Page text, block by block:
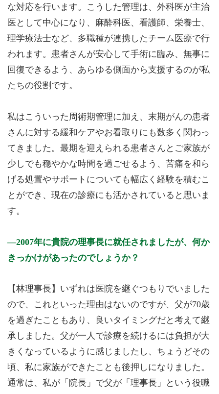
な対応を行います。こうした管理は、外科医が主治
医として中心になり、麻酔科医、看護師、栄養士、
理学療法士など、多職種が連携したチーム医療で行
われます。患者さんが安心して手術に臨み、無事に
回復できるよう、あらゆる側面から支援するのが私
たちの役割です。
私はこういった周術期管理に加え、末期がんの患者
さんに対する緩和ケアやお看取りにも数多く関わっ
てきました。最期を迎えられる患者さんとご家族が
少しでも穏やかな時間を過ごせるよう、苦痛を和ら
げる処置やサポートについても幅広く経験を積むこ
とができ、現在の診療にも活かされていると思いま
す。
2007年に貴院の理事長に就任されましたが、何か
きっかけがあったのでしょうか？
【林理事長】いずれは医院を継ぐつもりでいました
ので、これといった理由はないのですが、父が70歳
を過ぎたこともあり、良いタイミングだと考えて継
承しました。父が一人で診療を続けるには負担が大
きくなっているように感じましたし、ちょうどその
頃、私に家族ができたことも後押しになりました。
通常は、私が「院長」で父が「理事長」という役職